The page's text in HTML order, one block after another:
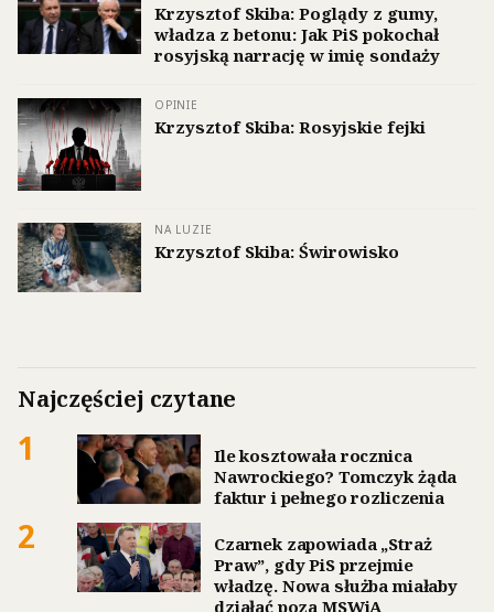
Krzysztof Skiba: Poglądy z gumy,
władza z betonu: Jak PiS pokochał
rosyjską narrację w imię sondaży
OPINIE
Krzysztof Skiba: Rosyjskie fejki
NA LUZIE
Krzysztof Skiba: Świrowisko
Najczęściej czytane
1
Ile kosztowała rocznica
Nawrockiego? Tomczyk żąda
faktur i pełnego rozliczenia
2
Czarnek zapowiada „Straż
Praw”, gdy PiS przejmie
władzę. Nowa służba miałaby
działać poza MSWiA